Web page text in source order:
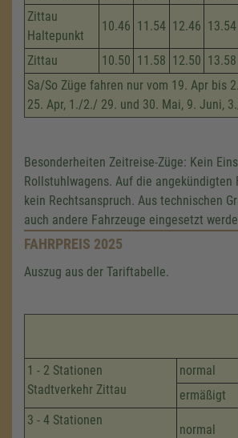
Zittau
Haltepunkt
10.46 11.54 12.46 13.54
Zittau 10.50 11.58 12.50 13.58
Sa/So Züge fahren nur vom 19. Apr bis
25. Apr, 1./2./ 29. und 30. Mai, 9. Juni,
Besonderheiten Zeitreise-Züge: Kein
Rollstuhlwagens. Auf die angekündigten
kein Rechtsanspruch. Aus technischen
auch andere Fahrzeuge eingesetzt
FAHRPREIS 2025
Auszug aus der Tariftabelle.
1 - 2 Stationen
Stadtverkehr Zittau
normal
ermäßigt
3 - 4 Stationen
normal